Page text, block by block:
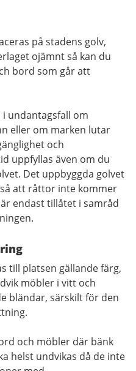
på stadens golv,
ojämnt så kan du
bord som går att
undantagsfall om
eller om marken lutar
och
uppfyllas även om du
Det uppbyggda golvet
att råttor inte kommer
endast tillåtet i samråd
till platsen gällande färg,
möbler i vitt och
bländar, särskilt för den
och möbler där bänk
helst undvikas då de inte